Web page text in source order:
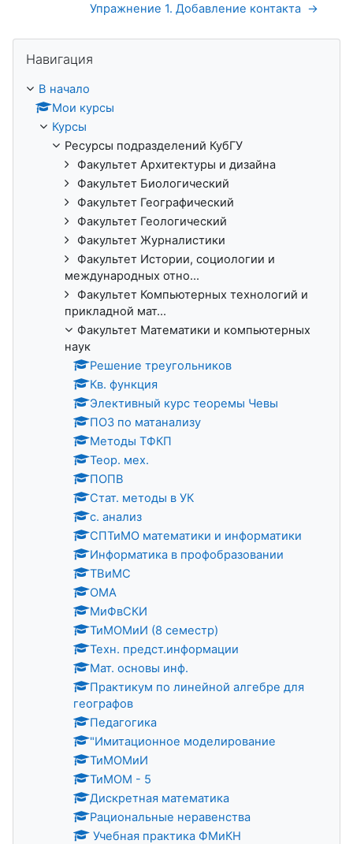
Упражнение 1. Добавление контакта  →
Навигация
В начало
Мои курсы
Курсы
Ресурсы подразделений КубГУ
Факультет Архитектуры и дизайна
Факультет Биологический
Факультет Географический
Факультет Геологический
Факультет Журналистики
Факультет Истории, социологии и
международных отно...
Факультет Компьютерных технологий и
прикладной мат...
Факультет Математики и компьютерных
наук
Решение треугольников
Кв. функция
Элективный курс теоремы Чевы
ПОЗ по матанализу
Методы ТФКП
Теор. мех.
ПОПВ
Стат. методы в УК
с. анализ
СПТиМО математики и информатики
Информатика в профобразовании
ТВиМС
ОМА
МиФвСКИ
ТиМОМиИ (8 семестр)
Техн. предст.информации
Мат. основы инф.
Практикум по линейной алгебре для
географов
Педагогика
"Имитационное моделирование
ТиМОМиИ
ТиМОМ - 5
Дискретная математика
Рациональные неравенства
Учебная практика ФМиКН